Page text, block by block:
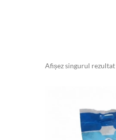
Afișez singurul rezultat